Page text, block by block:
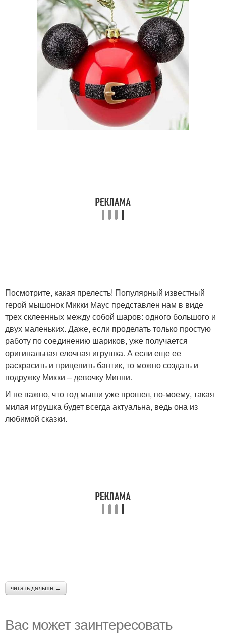
Посмотрите, какая прелесть! Популярный известный
герой мышонок Микки Маус представлен нам в виде
трех склеенных между собой шаров: одного большого и
двух маленьких. Даже, если проделать только простую
работу по соединению шариков, уже получается
оригинальная елочная игрушка. А если еще ее
раскрасить и прицепить бантик, то можно создать и
подружку Микки – девочку Минни.
И не важно, что год мыши уже прошел, по-моему, такая
милая игрушка будет всегда актуальна, ведь она из
любимой сказки.
читать дальше →
Вас может заинтересовать